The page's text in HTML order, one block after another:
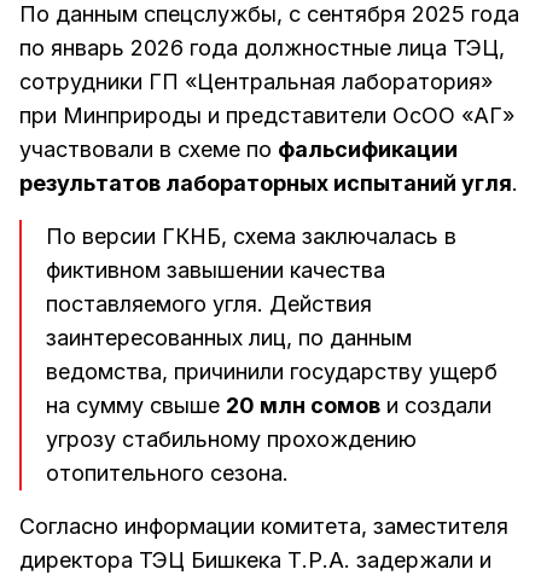
По данным спецслужбы, с сентября 2025 года
по январь 2026 года должностные лица ТЭЦ,
сотрудники ГП «Центральная лаборатория»
при Минприроды и представители ОсОО «АГ»
участвовали в схеме по фальсификации
результатов лабораторных испытаний угля.
По версии ГКНБ, схема заключалась в
фиктивном завышении качества
поставляемого угля. Действия
заинтересованных лиц, по данным
ведомства, причинили государству ущерб
на сумму свыше 20 млн сомов и создали
угрозу стабильному прохождению
отопительного сезона.
Согласно информации комитета, заместителя
директора ТЭЦ Бишкека Т.Р.А. задержали и